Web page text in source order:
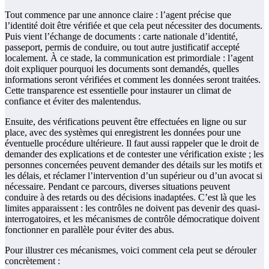
Tout commence par une annonce claire : l’agent précise que
l’identité doit être vérifiée et que cela peut nécessiter des documents.
Puis vient l’échange de documents : carte nationale d’identité,
passeport, permis de conduire, ou tout autre justificatif accepté
localement. À ce stade, la communication est primordiale : l’agent
doit expliquer pourquoi les documents sont demandés, quelles
informations seront vérifiées et comment les données seront traitées.
Cette transparence est essentielle pour instaurer un climat de
confiance et éviter des malentendus.
Ensuite, des vérifications peuvent être effectuées en ligne ou sur
place, avec des systèmes qui enregistrent les données pour une
éventuelle procédure ultérieure. Il faut aussi rappeler que le droit de
demander des explications et de contester une vérification existe ; les
personnes concernées peuvent demander des détails sur les motifs et
les délais, et réclamer l’intervention d’un supérieur ou d’un avocat si
nécessaire. Pendant ce parcours, diverses situations peuvent
conduire à des retards ou des décisions inadaptées. C’est là que les
limites apparaissent : les contrôles ne doivent pas devenir des quasi-
interrogatoires, et les mécanismes de contrôle démocratique doivent
fonctionner en parallèle pour éviter des abus.
Pour illustrer ces mécanismes, voici comment cela peut se dérouler
concrètement :